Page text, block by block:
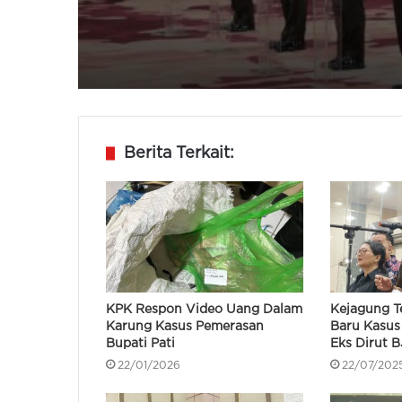
Berita Terkait:
KPK Respon Video Uang Dalam
Karung Kasus Pemerasan
Bupati Pati
22/01/2026
Kejagung
Baru
Eks Dirut
22/07/